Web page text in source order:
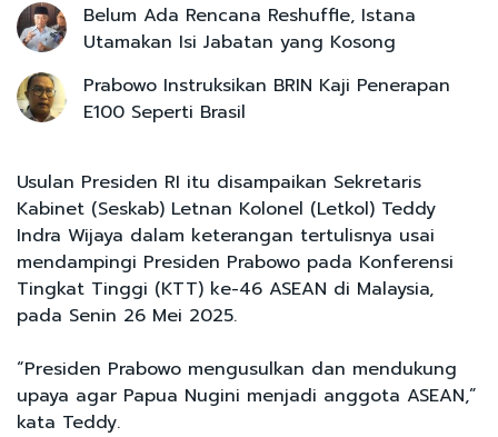
Belum Ada Rencana Reshuffle, Istana
Utamakan Isi Jabatan yang Kosong
Prabowo Instruksikan BRIN Kaji Penerapan
E100 Seperti Brasil
Usulan Presiden RI itu disampaikan Sekretaris
Kabinet (Seskab) Letnan Kolonel (Letkol) Teddy
Indra Wijaya dalam keterangan tertulisnya usai
mendampingi Presiden Prabowo pada Konferensi
Tingkat Tinggi (KTT) ke-46 ASEAN di Malaysia,
pada Senin 26 Mei 2025.
“Presiden Prabowo mengusulkan dan mendukung
upaya agar Papua Nugini menjadi anggota ASEAN,”
kata Teddy.